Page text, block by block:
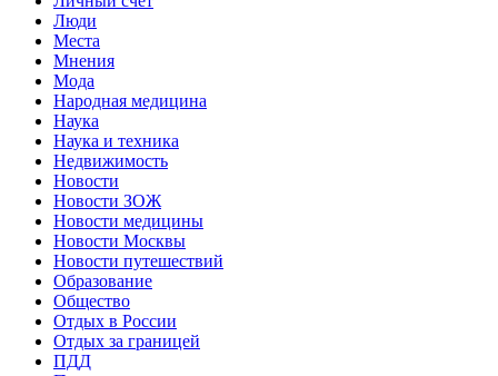
Люди
Места
Мнения
Мода
Народная медицина
Наука
Наука и техника
Недвижимость
Новости
Новости ЗОЖ
Новости медицины
Новости Москвы
Новости путешествий
Образование
Общество
Отдых в России
Отдых за границей
ПДД